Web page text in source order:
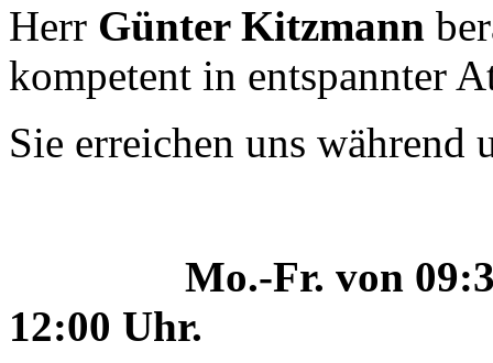
Herr Günter Kitzmann
kompetent in entspannter
Sie erreichen uns während
Mo.-Fr. von 09:30-
12:00 Uhr.